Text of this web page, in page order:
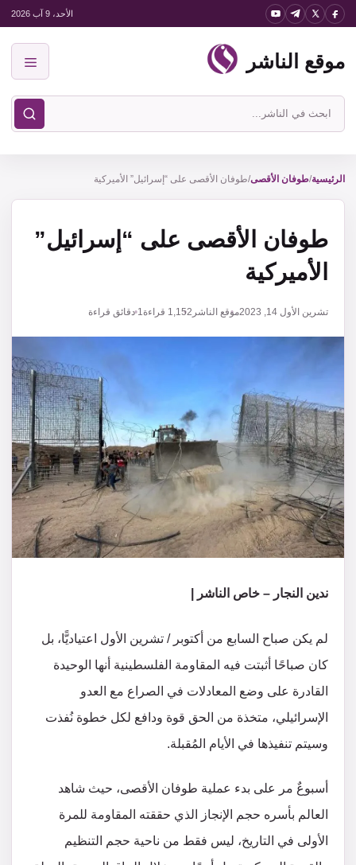
انتقل
المحتوى
الأحد، 9 آب 2026
موقع الناشر
ابحث
في
الناشر
الرئيسية/طوفان الأقصى/‏طوفان الأقصى على “إسرائيل” الأميركية
‏طوفان الأقصى على “إسرائيل”
الأميركية
تشرين الأول 14, 2023 موقع الناشر 1,152 قراءة1 دقائق قراءة
‏ندين النجار – خاص الناشر |
لم يكن صباح السابع من أكتوبر / تشرين الأول اعتياديًّا، بل
كان صباحًا أثبتت فيه المقاومة الفلسطينية أنها الوحيدة
القادرة على وضع المعادلات في الصراع مع العدو
الإسرائيلي، متخذة من الحق قوة ودافع لكل خطوة نُفذت
وسيتم تنفيذها في الأيام المُقبلة.
أسبوعٌ مر على بدء عملية طوفان الأقصى، حيث شاهد
العالم بأسره حجم الإنجاز الذي حققته المقاومة للمرة
الأولى في التاريخ، ليس فقط من ناحية حجم التنظيم